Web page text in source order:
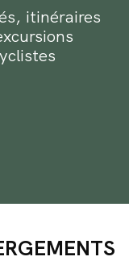
itinéraires